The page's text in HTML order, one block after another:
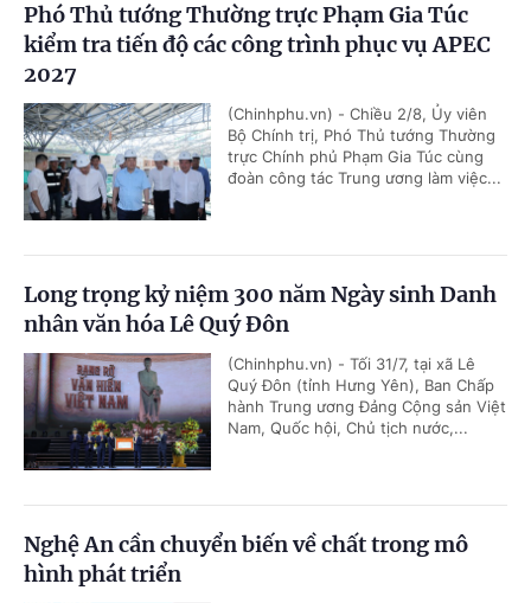
Phó Thủ tướng Thường trực Phạm Gia Túc
kiểm tra tiến độ các công trình phục vụ APEC
2027
(Chinhphu.vn) - Chiều 2/8, Ủy viên
Bộ Chính trị, Phó Thủ tướng Thường
trực Chính phủ Phạm Gia Túc cùng
đoàn công tác Trung ương làm việc...
Long trọng kỷ niệm 300 năm Ngày sinh Danh
nhân văn hóa Lê Quý Đôn
(Chinhphu.vn) - Tối 31/7, tại xã Lê
Quý Đôn (tỉnh Hưng Yên), Ban Chấp
hành Trung ương Đảng Cộng sản Việt
Nam, Quốc hội, Chủ tịch nước,...
Nghệ An cần chuyển biến về chất trong mô
hình phát triển